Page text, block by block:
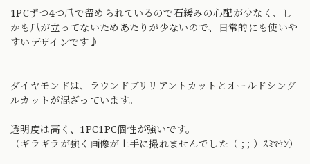
1PCずつ4つ爪で留められているので石緩みの心配が少なく、し
かも爪が立ってないためあたりが少ないので、日常的にも使いや
すいデザインです♪
ダイヤモンドは、ラウンドブリリアントカットとオールドシング
ルカットが混ざっています。
透明度は高く、1PC1PC個性が強いです。
（ギラギラが強く画像が上手に撮れませんでした（ ; ; ）ｽﾐﾏｾﾝ）